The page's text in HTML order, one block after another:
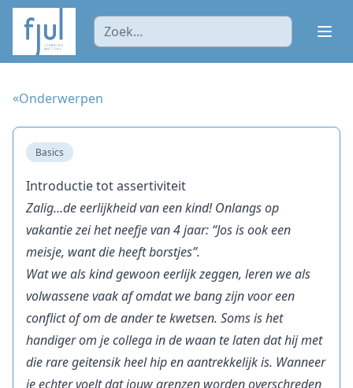
«Onderwerpen
Basics
Introductie tot assertiviteit
Zalig…de eerlijkheid van een kind! Onlangs op
vakantie zei het neefje van 4 jaar: “Jos is ook een
meisje, want die heeft borstjes”.
Wat we als kind gewoon eerlijk zeggen, leren we als
volwassene vaak af omdat we bang zijn voor een
conflict of om de ander te kwetsen. Soms is het
handiger om je collega in de waan te laten dat hij met
die rare geitensik heel hip en aantrekkelijk is. Wanneer
je echter voelt dat jouw grenzen worden overschreden